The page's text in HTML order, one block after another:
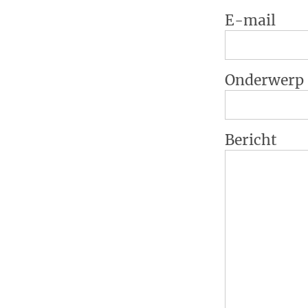
E-mail
Onderwerp
Bericht